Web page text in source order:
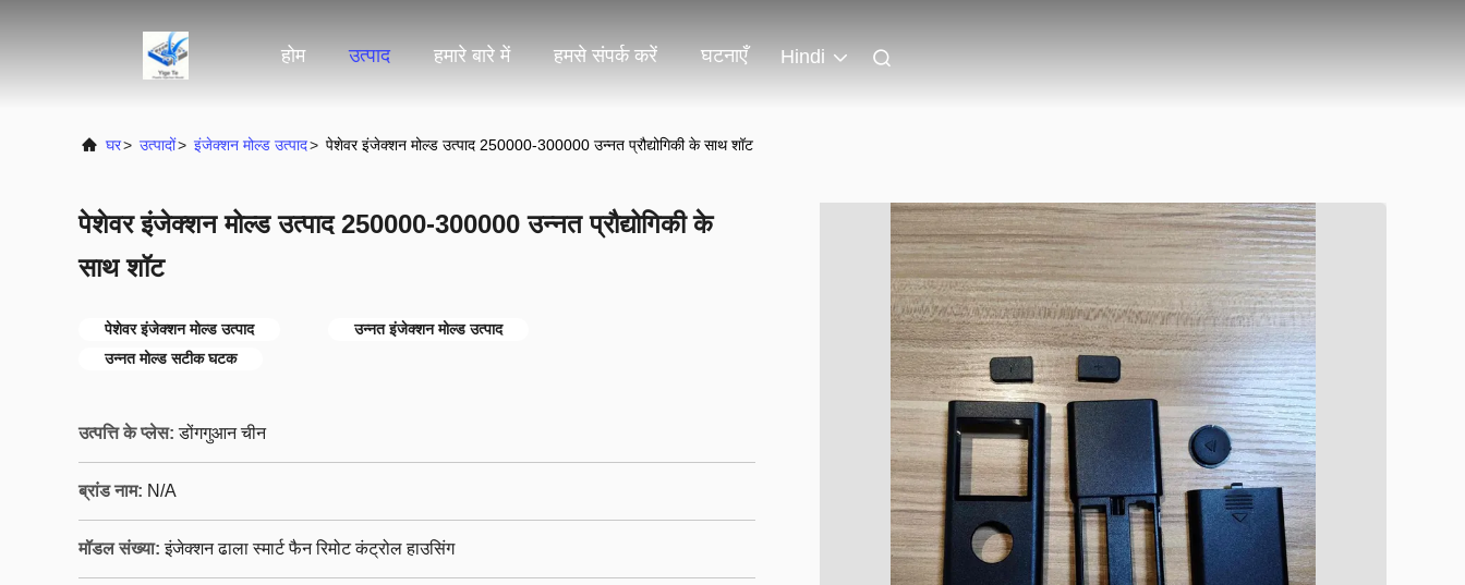
होम उत्पाद हमारे बारे में हमसे संपर्क करें घटनाएँ Hindi
घर> उत्पादों> इंजेक्शन मोल्ड उत्पाद> पेशेवर इंजेक्शन मोल्ड उत्पाद 250000-300000 उन्नत प्रौद्योगिकी के साथ शॉट
पेशेवर इंजेक्शन मोल्ड उत्पाद 250000-300000 उन्नत प्रौद्योगिकी के
साथ शॉट
पेशेवर इंजेक्शन मोल्ड उत्पाद
उन्नत इंजेक्शन मोल्ड उत्पाद
उन्नत मोल्ड सटीक घटक
उत्पत्ति के प्लेस: डोंगगुआन चीन
ब्रांड नाम: N/A
मॉडल संख्या: इंजेक्शन ढाला स्मार्ट फैन रिमोट कंट्रोल हाउसिंग